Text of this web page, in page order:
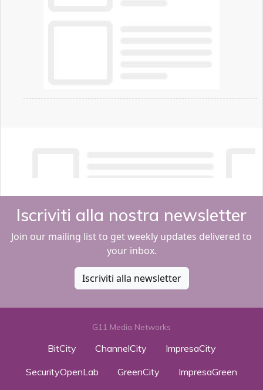
Iscriviti alla nostra newsletter
Join our mailing list to get weekly updates delivered to
your inbox.
Iscriviti alla newsletter
G11 Media Networks
BitCity ChannelCity
ImpresaCity
SecurityOpenLab
GreenCity
ImpresaGreen